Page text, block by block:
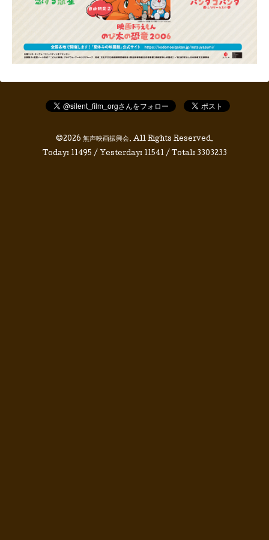
©2026 無声映画振興会. All Rights Reserved.
Today: 11495 / Yesterday: 11541/ Total: 3303233